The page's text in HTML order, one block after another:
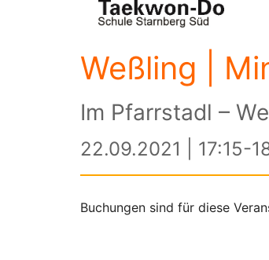
Weßling |
Im Pfarrstadl –
22.09.2021 | 17:15-
Buchungen sind für diese